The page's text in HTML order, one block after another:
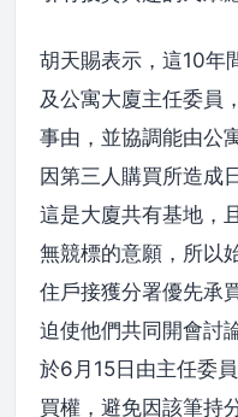
胡天賜表示，這10年
及公寓大廈主任委員
事由，並協調能由公
因第三人購買所造成
這是大廈共有基地，
無競標的意願，所以
住戶接獲分署優先承
迫使他們共同開會討
於6月15日由主任委
買權，避免因該筆持